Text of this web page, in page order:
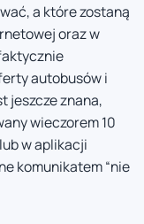
a które zostaną
oraz w
autobusów i
jeszcze znana,
wieczorem 10
w aplikacji
komunikatem “nie